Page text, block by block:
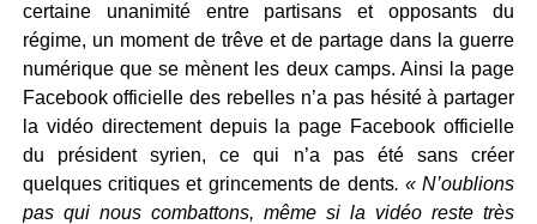
certaine unanimité entre partisans et opposants du
régime, un moment de trêve et de partage dans la guerre
numérique que se mènent les deux camps. Ainsi la page
Facebook officielle des rebelles n’a pas hésité à partager
la vidéo directement depuis la page Facebook officielle
du président syrien, ce qui n’a pas été sans créer
quelques critiques et grincements de dents. « N’oublions
pas qui nous combattons, même si la vidéo reste très